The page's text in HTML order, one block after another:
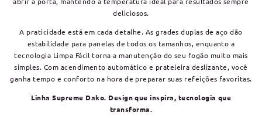
deliciosos.
A praticidade está em cada detalhe. As grades duplas de aço dão
estabilidade para panelas de todos os tamanhos, enquanto a
tecnologia Limpa Fácil torna a manutenção do seu fogão muito mais
simples. Com acendimento automático e prateleira deslizante, você
ganha tempo e conforto na hora de preparar suas refeições favoritas.
Linha Supreme Dako. Design que inspira, tecnologia que
transforma.